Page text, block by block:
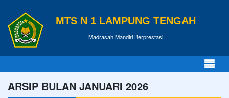
MTS N 1 LAMPUNG TENGAH
Madrasah Mandiri Berprestasi
ARSIP BULAN JANUARI 2026